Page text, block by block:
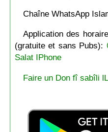
Chaîne WhatsApp
Application des
(gratuite et sans Pubs):
Salat IPhone
Faire un Don fî sabîli